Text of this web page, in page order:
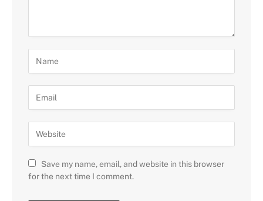
Save my name, email, and website in this browser
for the next time I comment.